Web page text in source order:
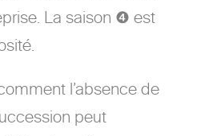
La saison ❹ est
l’absence de
peut